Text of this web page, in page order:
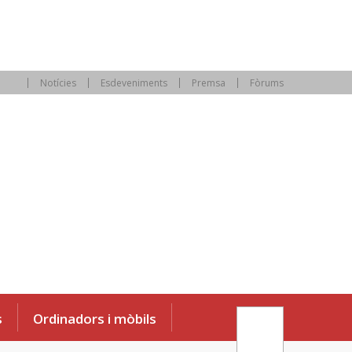
Notícies Esdeveniments Premsa Fòrums
Ordinadors i mòbils